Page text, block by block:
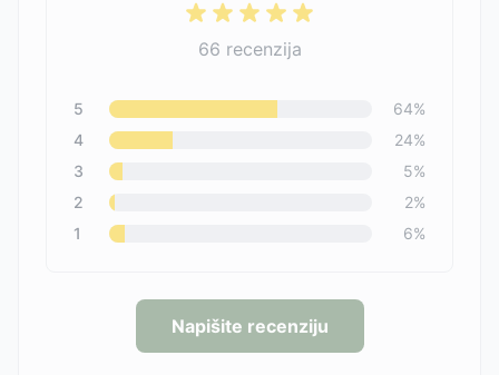
66 recenzija
5 64%
4
24%
3
5%
2
2%
1
6%
Napišite recenziju